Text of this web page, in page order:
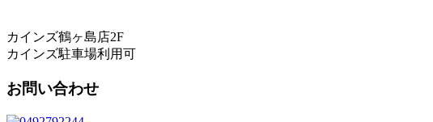
カインズ鶴ヶ島店2F
カインズ駐車場利用可
お問い合わせ